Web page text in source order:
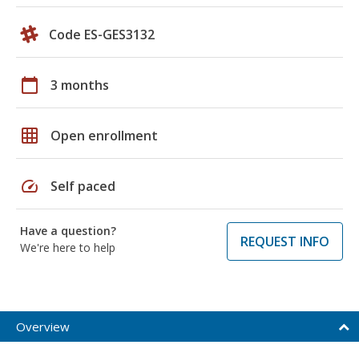
Code ES-GES3132
calendar_today 3 months
grid_on Open enrollment
speed Self paced
Have a question?
We're here to help
REQUEST INFO
Overview